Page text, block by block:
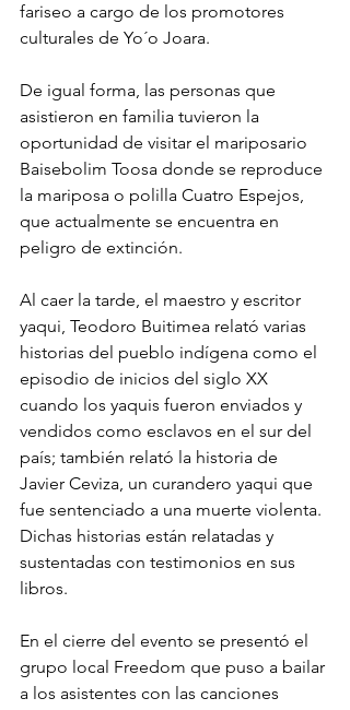
fariseo a cargo de los promotores
culturales de Yo´o Joara.
De igual forma, las personas que
asistieron en familia tuvieron la
oportunidad de visitar el mariposario
Baisebolim Toosa donde se reproduce
la mariposa o polilla Cuatro Espejos,
que actualmente se encuentra en
peligro de extinción.
Al caer la tarde, el maestro y escritor
yaqui, Teodoro Buitimea relató varias
historias del pueblo indígena como el
episodio de inicios del siglo XX
cuando los yaquis fueron enviados y
vendidos como esclavos en el sur del
país; también relató la historia de
Javier Ceviza, un curandero yaqui que
fue sentenciado a una muerte violenta.
Dichas historias están relatadas y
sustentadas con testimonios en sus
libros.
En el cierre del evento se presentó el
grupo local Freedom que puso a bailar
a los asistentes con las canciones